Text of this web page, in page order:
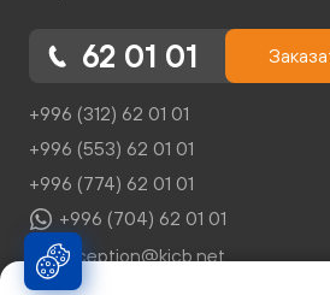
62 01 01
+996 (312) 62 01 01
+996 (553) 62 01 01
+996 (774) 62 01 01
+996 (704) 62 01 01
reception@kicb.net